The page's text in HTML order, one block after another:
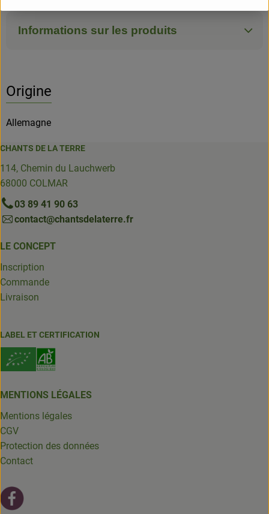
Informations sur les produits
Origine
Allemagne
CHANTS DE LA TERRE
114, Chemin du Lauchwerb
68000 COLMAR
03 89 41 90 63
contact@chantsdelaterre.fr
LE CONCEPT
Inscription
Commande
Livraison
LABEL ET CERTIFICATION
MENTIONS LÉGALES
Mentions légales
CGV
Protection des données
Contact